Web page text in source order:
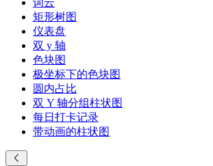
词云
矩形树图
仪表盘
双 y 轴
色块图
极坐标下的色块图
圆内占比
双 Y 轴分组柱状图
每日打卡记录
带动画的柱状图